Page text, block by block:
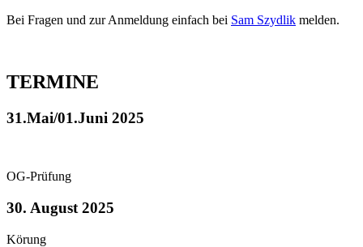
Bei Fragen und zur Anmeldung einfach bei Sam Szydlik melden.
TERMINE
31.Mai/01.Juni 2025
OG-Prüfung
30. August 2025
Körung